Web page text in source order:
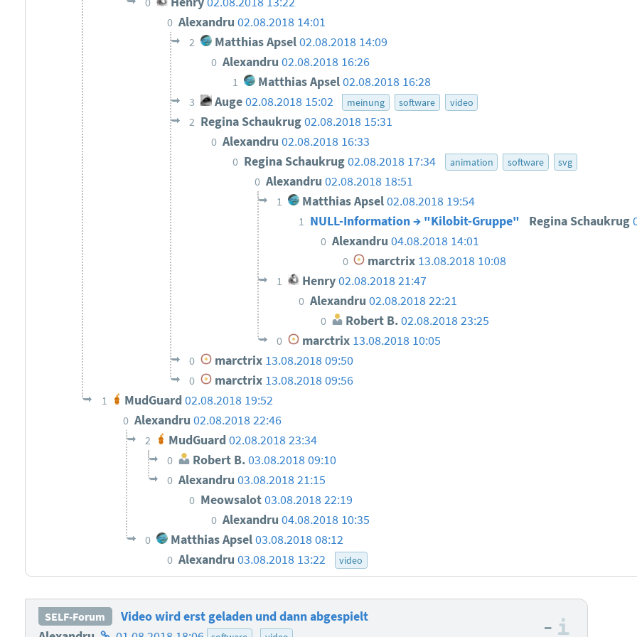
0 Alexandru 02.08.2018 14:01
2 Matthias Apsel 02.08.2018 14:09
0 Alexandru 02.08.2018 16:26
1 Matthias Apsel02.08.2018 16:28
3 Auge 02.08.2018 15:02 meinung software video
2 Regina Schaukrug02.08.2018 15:31
0 Alexandru 02.08.2018 16:33
0 Regina Schaukrug02.08.2018 17:34 animation software svg
0 Alexandru02.08.2018 18:51
1 Matthias Apsel02.08.2018 19:54
1 NULL-Information → "Kilobit-Gruppe" Regina Schaukrug
0 Alexandru 04.08.2018 14:01
0 marctrix 13.08.2018 10:08
1 Henry02.08.2018 21:47
0 Alexandru 02.08.2018 22:21
0 Robert B. 02.08.2018 23:25
0 marctrix 13.08.2018 10:05
0 marctrix 13.08.2018 09:50
0 marctrix 13.08.2018 09:56
1 MudGuard 02.08.2018 19:52
0 Alexandru02.08.2018 22:46
2 MudGuard 02.08.2018 23:34
0 Robert B.03.08.2018 09:10
0 Alexandru 03.08.2018 21:15
0 Meowsalot03.08.2018 22:19
0 Alexandru 04.08.2018 10:35
0 Matthias Apsel03.08.2018 08:12
0 Alexandru 03.08.2018 13:22 video
SELF-Forum
Video wird erst geladen und dann abgespielt
–